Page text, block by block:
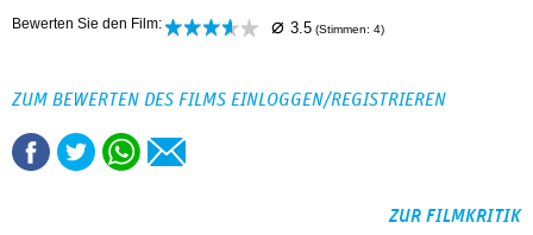
Bewerten Sie den Film: ⌀ 3.5 (Stimmen: 4)
ZUM BEWERTEN DES FILMS EINLOGGEN/REGISTRIEREN
ZUR FILMKRITIK